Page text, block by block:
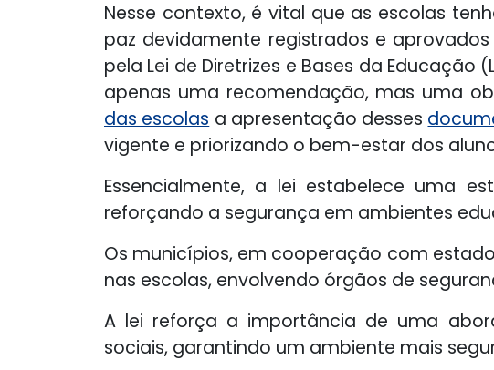
Nesse contexto, é vital que as escolas
paz devidamente registrados e
pela Lei de Diretrizes e Bases da Educação
apenas uma recomendação, mas uma
das escolas a apresentação desses
vigente e priorizando o bem-estar dos
Essencialmente, a lei estabelece uma
reforçando a segurança em ambientes
Os municípios, em cooperação com
nas escolas, envolvendo órgãos de
A lei reforça a importância de uma
sociais, garantindo um ambiente mais